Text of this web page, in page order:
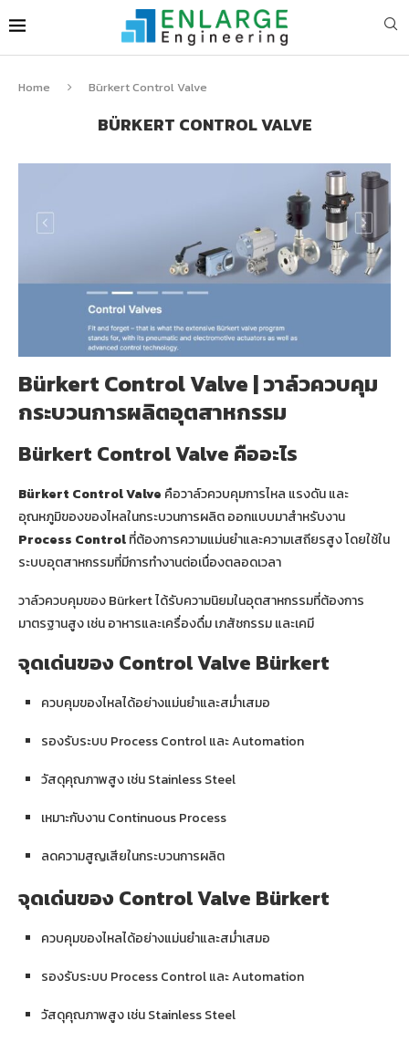
Home Bürkert Control Valve
BÜRKERT CONTROL VALVE
Bürkert Control Valve | วาล์วควบคุม
กระบวนการผลิตอุตสาหกรรม
Bürkert Control Valve คืออะไร
Bürkert Control Valve คือวาล์วควบคุมการไหล แรงดัน และ
อุณหภูมิของของไหลในกระบวนการผลิต ออกแบบมาสำหรับงาน
Process Controlที่ต้องการความแม่นยำและความเสถียรสูง โดยใช้ใน
ระบบอุตสาหกรรมที่มีการทำงานต่อเนื่องตลอดเวลา
วาล์วควบคุมของ Bürkert ได้รับความนิยมในอุตสาหกรรมที่ต้องการ
มาตรฐานสูง เช่น อาหารและเครื่องดื่ม เภสัชกรรม และเคมี
จุดเด่นของ Control Valve Bürkert
ควบคุมของไหลได้อย่างแม่นยำและสม่ำเสมอ
รองรับระบบ Process Control และ Automation
วัสดุคุณภาพสูง เช่น Stainless Steel
เหมาะกับงาน Continuous Process
ลดความสูญเสียในกระบวนการผลิต
จุดเด่นของ Control Valve Bürkert
ควบคุมของไหลได้อย่างแม่นยำและสม่ำเสมอ
รองรับระบบ Process Control และ Automation
วัสดุคุณภาพสูง เช่น Stainless Steel